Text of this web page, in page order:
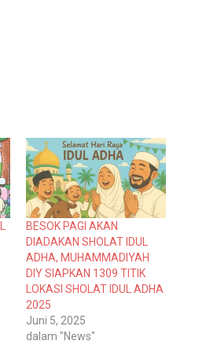
BESOK PAGI AKAN
DIADAKAN SHOLAT IDUL
ADHA, MUHAMMADIYAH
DIY SIAPKAN 1309 TITIK
LOKASI SHOLAT IDUL ADHA
2025
Juni 5, 2025
dalam "News"